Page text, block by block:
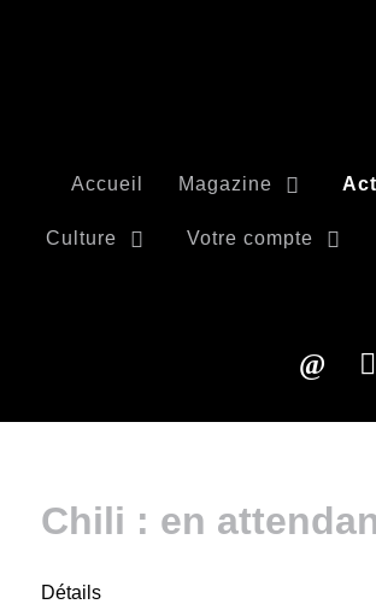
Accueil Magazine
Culture Votre compte
Chili : en
Détails